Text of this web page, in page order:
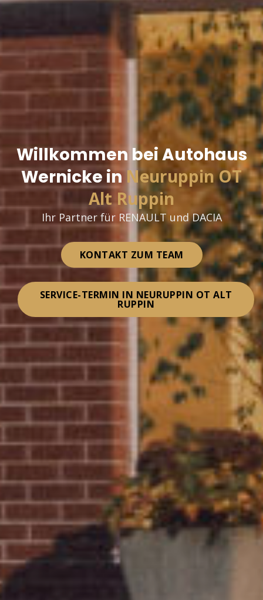
Willkommen bei Autohaus
Wernicke inNeuruppin OT
Alt Ruppin
Ihr Partner für RENAULT und DACIA
KONTAKT ZUM TEAM
SERVICE-TERMIN IN NEURUPPIN OT ALT
RUPPIN